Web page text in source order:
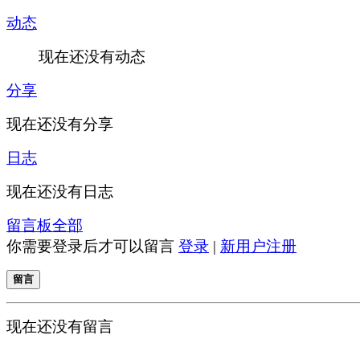
动态
现在还没有动态
分享
现在还没有分享
日志
现在还没有日志
留言板全部
你需要登录后才可以留言 登录 | 新用户注册
留言
现在还没有留言